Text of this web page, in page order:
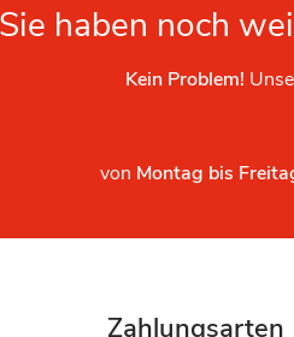
Sie haben noch
Kein Problem!
von Montag bis
Zahlungsarten